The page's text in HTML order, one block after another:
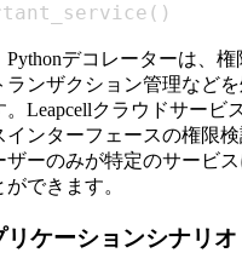
( )
デコレーターは、権
ランザクション管理など
Leapcellクラウドサービ
インターフェースの権限
ザーのみが特定のサービ
できます。
リケーションシナリオ